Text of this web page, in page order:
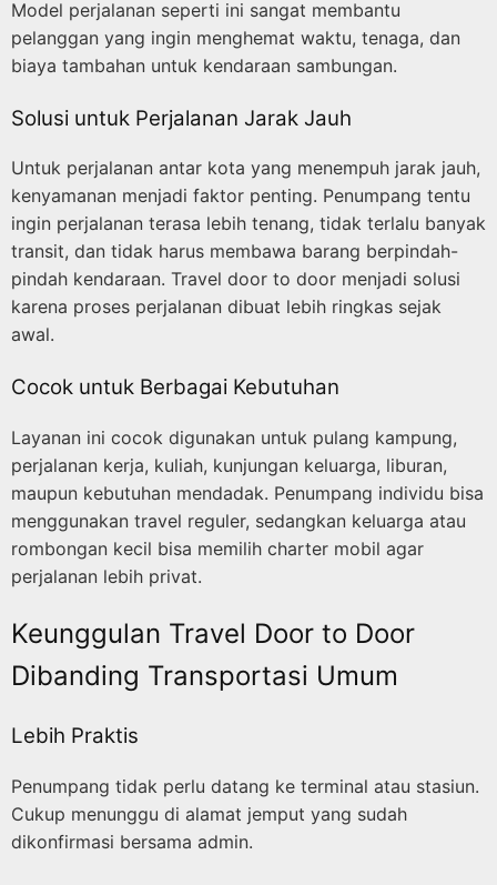
Model perjalanan seperti ini sangat membantu
pelanggan yang ingin menghemat waktu, tenaga, dan
biaya tambahan untuk kendaraan sambungan.
Solusi untuk Perjalanan Jarak Jauh
Untuk perjalanan antar kota yang menempuh jarak jauh,
kenyamanan menjadi faktor penting. Penumpang tentu
ingin perjalanan terasa lebih tenang, tidak terlalu banyak
transit, dan tidak harus membawa barang berpindah-
pindah kendaraan. Travel door to door menjadi solusi
karena proses perjalanan dibuat lebih ringkas sejak
awal.
Cocok untuk Berbagai Kebutuhan
Layanan ini cocok digunakan untuk pulang kampung,
perjalanan kerja, kuliah, kunjungan keluarga, liburan,
maupun kebutuhan mendadak. Penumpang individu bisa
menggunakan travel reguler, sedangkan keluarga atau
rombongan kecil bisa memilih charter mobil agar
perjalanan lebih privat.
Keunggulan Travel Door to Door
Dibanding Transportasi Umum
Lebih Praktis
Penumpang tidak perlu datang ke terminal atau stasiun.
Cukup menunggu di alamat jemput yang sudah
dikonfirmasi bersama admin.